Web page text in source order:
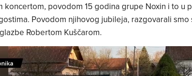
koncertom, povodom 15 godina grupe Noxin i to u
Povodom njihovog jubileja, razgovarali
Robertom Kuščarom.